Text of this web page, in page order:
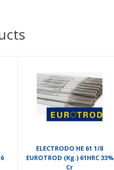
ELECTRODO HE 61 1/8
EUROTROD (Kg.) 61HRC 33%
Cr